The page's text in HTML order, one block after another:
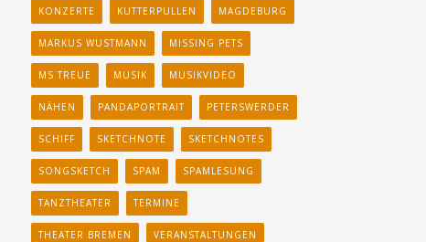
KONZERTE KUTTERPULLEN MAGDEBURG
MARKUS WUSTMANN MISSING PETS
MS TREUE MUSIK MUSIKVIDEO
NÄHEN PANDAPORTRAIT PETERSWERDER
SCHIFF SKETCHNOTE SKETCHNOTES
SONGSKETCH SPAM SPAMLESUNG
TANZTHEATER TERMINE
THEATER BREMEN VERANSTALTUNGEN